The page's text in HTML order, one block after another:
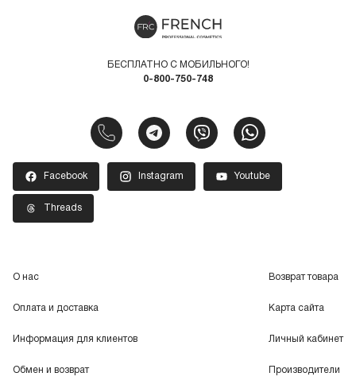
БЕСПЛАТНО С МОБИЛЬНОГО!
0-800-750-748
Facebook Instagram Youtube
Threads
О нас
Оплата и доставка
Информация для клиентов
Обмен и возврат
Возврат товара
Карта сайта
Личный кабинет
Производители